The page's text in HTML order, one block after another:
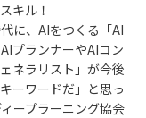
キル！
に、AIをつくる「AI
プランナーやAIコン
ネラリスト」が今後
ーワードだ」と思っ
ープラーニング協会